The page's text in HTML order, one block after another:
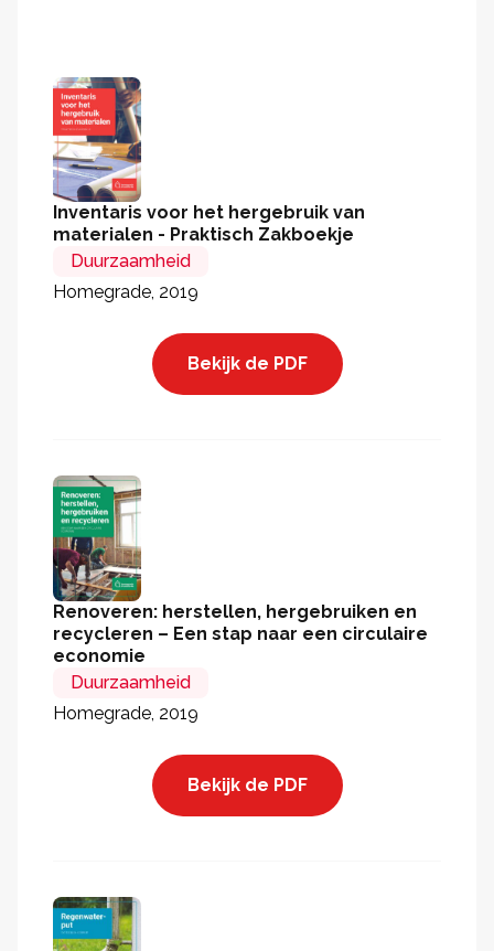
Inventaris voor het hergebruik van
materialen - Praktisch Zakboekje
Duurzaamheid
Homegrade, 2019
Bekijk de PDF
Renoveren: herstellen, hergebruiken en
recycleren – Een stap naar een circulaire
economie
Duurzaamheid
Homegrade, 2019
Bekijk de PDF